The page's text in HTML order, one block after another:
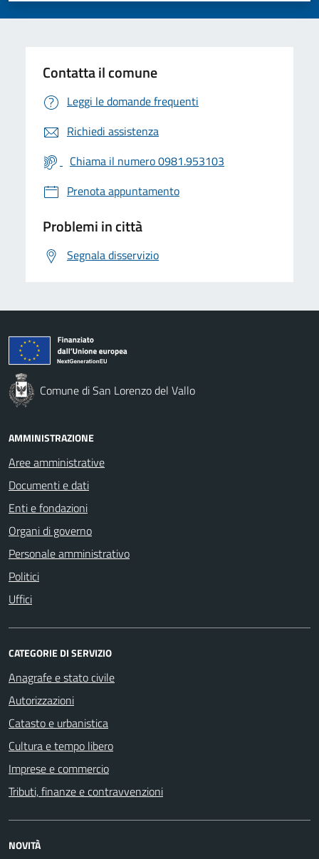
Contatta il comune
Leggi le domande frequenti
Richiedi assistenza
Chiama il numero 0981.953103
Prenota appuntamento
Problemi in città
Segnala disservizio
Comune di San Lorenzo del Vallo
AMMINISTRAZIONE
Aree amministrative
Documenti e dati
Enti e fondazioni
Organi di governo
Personale amministrativo
Politici
Uffici
CATEGORIE DI SERVIZIO
Anagrafe e stato civile
Autorizzazioni
Catasto e urbanistica
Cultura e tempo libero
Imprese e commercio
Tributi, finanze e contravvenzioni
NOVITÀ